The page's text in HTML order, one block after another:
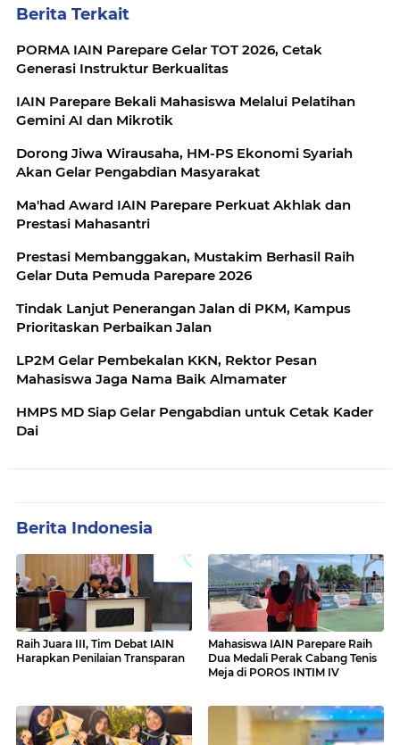
Berita Terkait
PORMA IAIN Parepare Gelar TOT 2026, Cetak
Generasi Instruktur Berkualitas
IAIN Parepare Bekali Mahasiswa Melalui Pelatihan
Gemini AI dan Mikrotik
Dorong Jiwa Wirausaha, HM-PS Ekonomi Syariah
Akan Gelar Pengabdian Masyarakat
Ma'had Award IAIN Parepare Perkuat Akhlak dan
Prestasi Mahasantri
Prestasi Membanggakan, Mustakim Berhasil Raih
Gelar Duta Pemuda Parepare 2026
Tindak Lanjut Penerangan Jalan di PKM, Kampus
Prioritaskan Perbaikan Jalan
LP2M Gelar Pembekalan KKN, Rektor Pesan
Mahasiswa Jaga Nama Baik Almamater
HMPS MD Siap Gelar Pengabdian untuk Cetak Kader
Dai
Berita Indonesia
Raih Juara III, Tim Debat IAIN
Harapkan Penilaian Transparan
Mahasiswa IAIN Parepare Raih
Dua Medali Perak Cabang Tenis
Meja di POROS INTIM IV